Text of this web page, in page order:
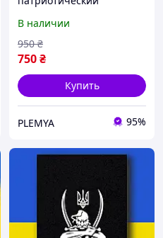
недатированный,
деловой блокнот 208стр
/(P40)
В наличии
750₴
950 ₴
Купить
PLEMYA 95%